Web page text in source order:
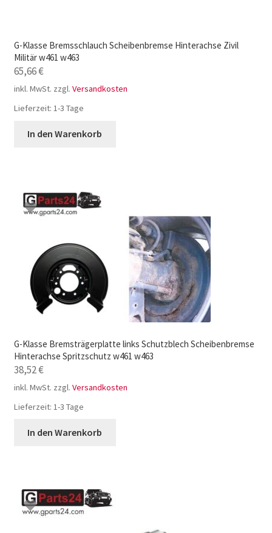
G-Klasse Bremsschlauch Scheibenbremse Hinterachse Zivil
Militär w461 w463
65,66€
inkl. MwSt. zzgl. Versandkosten
Lieferzeit: 1-3 Tage
In den Warenkorb
G-Klasse Bremsträgerplatte links Schutzblech Scheibenbremse
Hinterachse Spritzschutz w461 w463
38,52€
inkl. MwSt. zzgl. Versandkosten
Lieferzeit: 1-3 Tage
In den Warenkorb